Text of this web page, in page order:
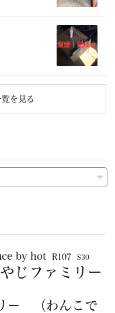
を見る
by hot R107 S30
じファミリー
ー （わんこで